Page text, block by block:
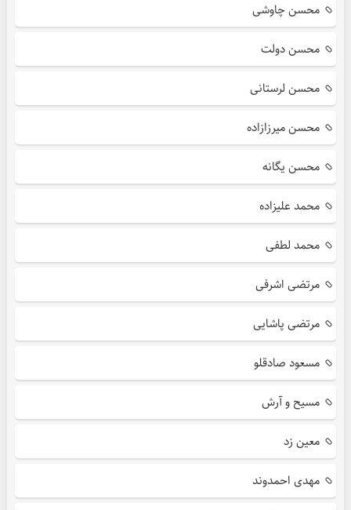
محسن چاوشی
محسن دولت
محسن لرستانی
محسن میرزازاده
محسن یگانه
محمد علیزاده
محمد لطفی
مرتضی اشرفی
مرتضی پاشایی
مسعود صادقلو
مسیح و آرش
معین زد
مهدی احمدوند